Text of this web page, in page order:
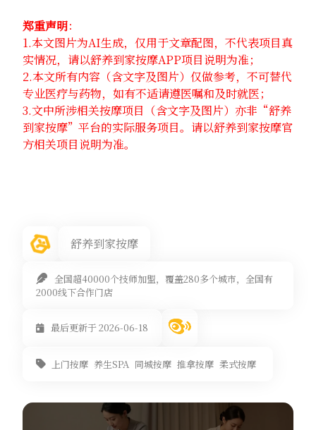
郑重声明：
1.本文图片为AI生成，仅用于文章配图，不代表项目真
实情况，请以舒养到家按摩APP项目说明为准；
2.本文所有内容（含文字及图片）仅做参考，不可替代
专业医疗与药物，如有不适请遵医嘱和及时就医；
3.文中所涉相关按摩项目（含文字及图片）亦非“舒养
到家按摩”平台的实际服务项目。请以舒养到家按摩官
方相关项目说明为准。
舒养到家按摩
全国超40000个技师加盟，覆盖280多个城市，全国有
2000线下合作门店
最后更新于 2026-06-18
上门按摩 养生SPA 同城按摩 推拿按摩 柔式按摩